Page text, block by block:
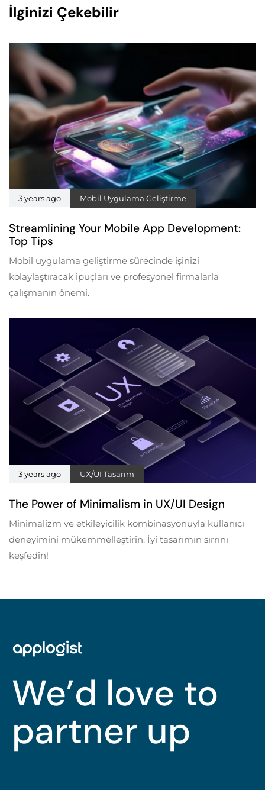
İlginizi Çekebilir
3 years ago Mobil Uygulama Geliştirme
Streamlining Your Mobile App Development:
Top Tips
Mobil uygulama geliştirme sürecinde işinizi
kolaylaştıracak ipuçları ve profesyonel firmalarla
çalışmanın önemi.
3 years ago UX/UI Tasarım
The Power of Minimalism in UX/UI Design
Minimalizm ve etkileyicilik kombinasyonuyla kullanıcı
deneyimini mükemmelleştirin. İyi tasarımın sırrını
keşfedin!
We’d love to
partner up